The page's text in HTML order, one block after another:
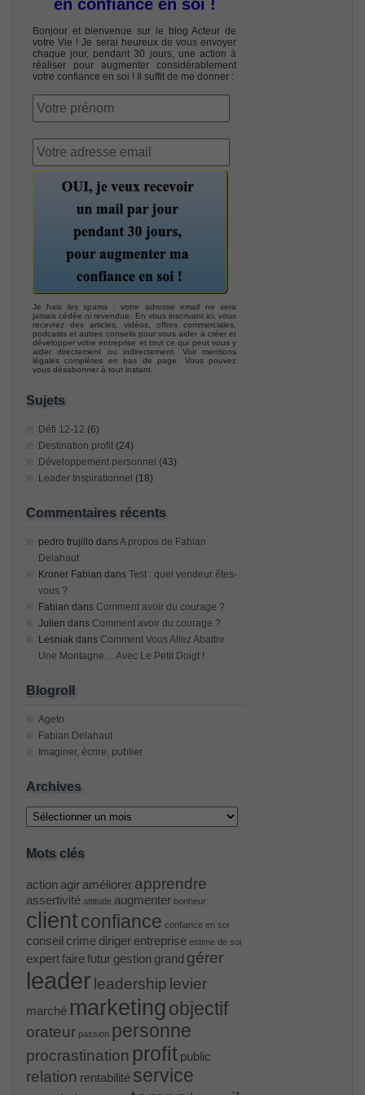
en confiance en soi !
Bonjour et bienvenue sur le blog Acteur de
votre Vie ! Je serai heureux de vous envoyer
chaque jour, pendant 30 jours, une action à
réaliser pour augmenter considérablement
votre confiance en soi ! Il suffit de me donner :
Je hais les spams : votre adresse email ne sera
jamais cédée ni revendue. En vous inscrivant ici, vous
recevrez des articles, vidéos, offres commerciales,
podcasts et autres conseils pour vous aider à créer et
développer votre entreprise et tout ce qui peut vous y
aider directement ou indirectement. Voir mentions
légales complètes en bas de page. Vous pouvez
vous désabonner à tout instant.
Sujets
Défi 12-12 (6)
Destination profit (24)
Développement personnel (43)
Leader Inspirationnel (18)
Commentaires récents
pedro trujillo dansA propos de Fabian
Delahaut
Kroner Fabian dans Test : quel vendeur êtes-
vous ?
Fabian dans Comment avoir du courage ?
Julien dans Comment avoir du courage ?
Lesniak dans Comment Vous Allez Abattre
Une Montagne… Avec Le Petit Doigt !
Blogroll
Ageto
Fabian Delahaut
Imaginer, écrire, publier
Archives
Archives
Mots clés
action agir améliorer apprendre
assertivité attitude augmenter bonheur
client confiance confiance en soi
conseil crime diriger entreprise estime de soi
expertfairefutur gestion grand gérer
leader leadership levier
marché marketing objectif
orateur passion personne
procrastination profit public
relation rentabilité service